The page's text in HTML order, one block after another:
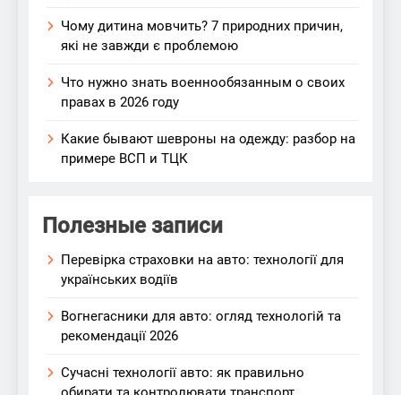
Чому дитина мовчить? 7 природних причин,
які не завжди є проблемою
Что нужно знать военнообязанным о своих
правах в 2026 году
Какие бывают шевроны на одежду: разбор на
примере ВСП и ТЦК
Полезные записи
Перевірка страховки на авто: технології для
українських водіїв
Вогнегасники для авто: огляд технологій та
рекомендації 2026
Сучасні технології авто: як правильно